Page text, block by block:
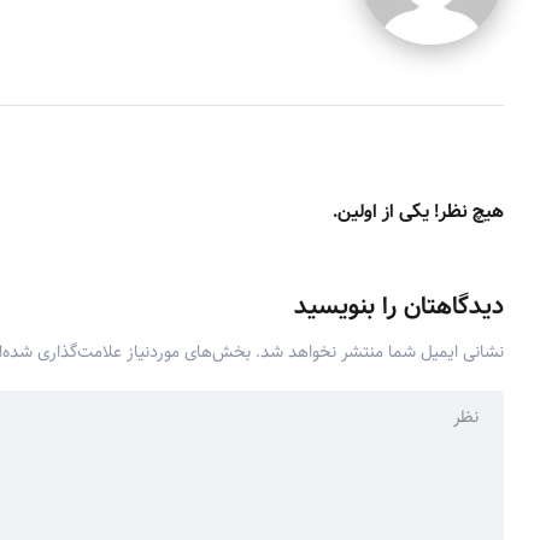
هیچ نظر! یکی از اولین.
دیدگاهتان را بنویسید
نشانی ایمیل شما منتشر نخواهد شد. بخش‌های موردنیاز علامت‌گذاری